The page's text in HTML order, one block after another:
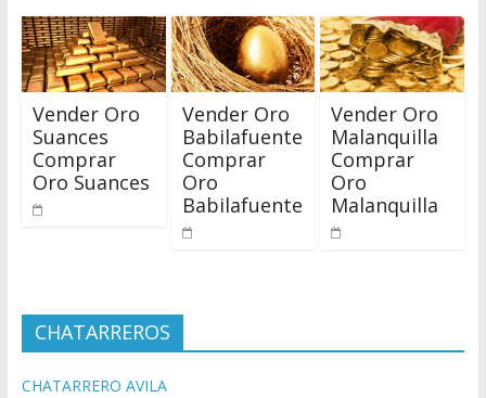
Vender Oro
Suances
Comprar
Oro Suances
Vender Oro
Babilafuente
Comprar
Oro
Babilafuente
Vender Oro
Malanquilla
Comprar
Oro
Malanquilla
CHATARREROS
CHATARRERO AVILA